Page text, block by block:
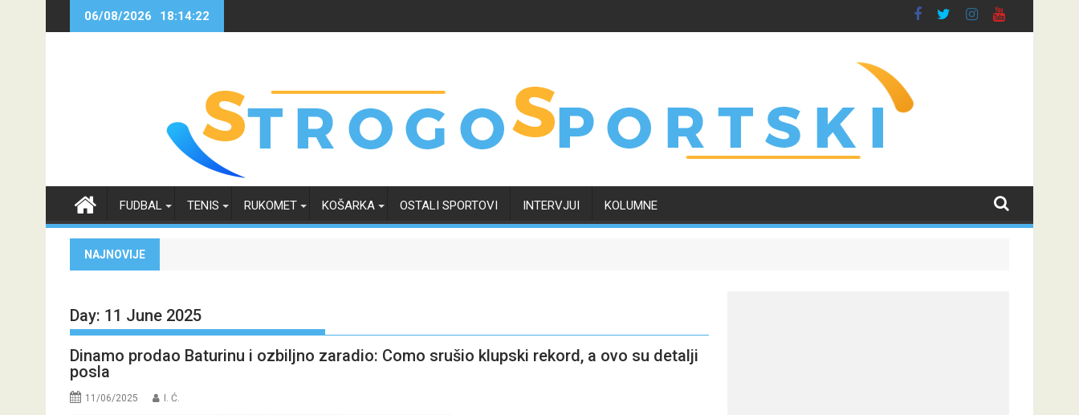
06/08/2026 18:14:22
FUDBAL TENIS RUKOMET KOŠARKA OSTALI SPORTOVI INTERVJUI KOLUMNE
NAJNOVIJE
Day: 11 June 2025
Dinamo prodao Baturinu i ozbiljno zaradio: Como srušio klupski rekord, a ovo su detalji
posla
11/06/2025 I. Ć.